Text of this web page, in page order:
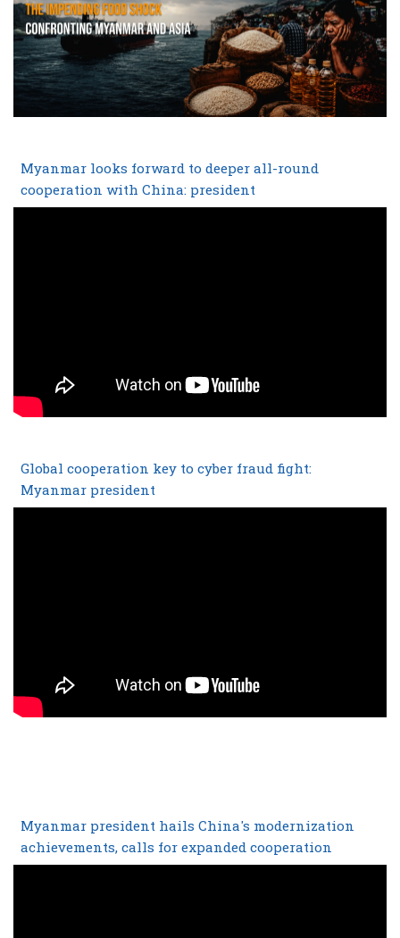
Myanmar looks forward to deeper all-round
cooperation with China: president
Global cooperation key to cyber fraud fight:
Myanmar president
Myanmar president hails China's modernization
achievements, calls for expanded cooperation